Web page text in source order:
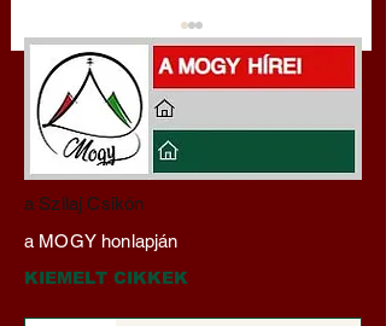
Darai Lajos:
Naplóbölcsességeim
(2023)
a Szilaj Csikón
a MOGY honlapján
KIEMELT CIKKEK